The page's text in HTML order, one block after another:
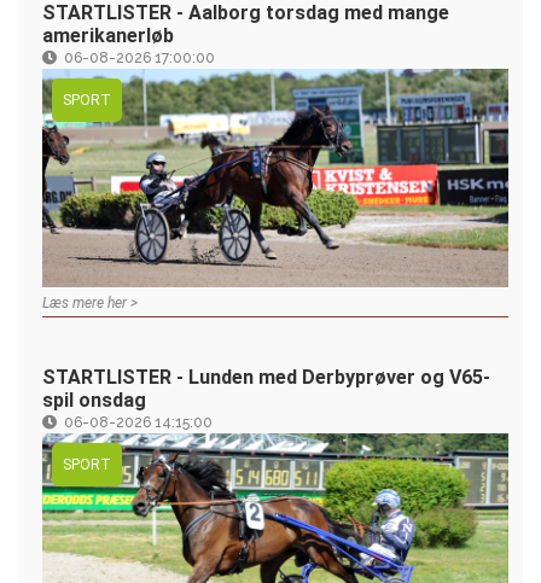
STARTLISTER - Aalborg torsdag med mange
amerikanerløb
06-08-2026 17:00:00
SPORT
Læs mere her >
STARTLISTER - Lunden med Derbyprøver og V65-
spil onsdag
06-08-2026 14:15:00
SPORT